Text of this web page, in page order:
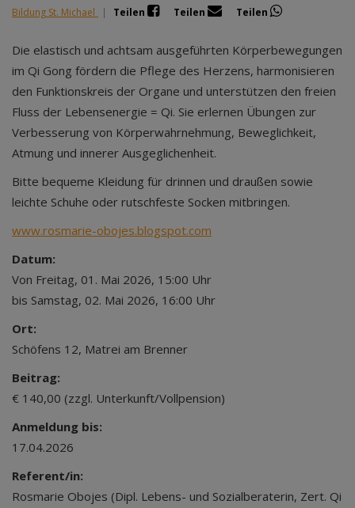
Bildung St. Michael | Teilen Teilen Teilen
Die elastisch und achtsam ausgeführten Körperbewegungen
im Qi Gong fördern die Pflege des Herzens, harmonisieren
den Funktionskreis der Organe und unterstützen den freien
Fluss der Lebensenergie = Qi. Sie erlernen Übungen zur
Verbesserung von Körperwahrnehmung, Beweglichkeit,
Atmung und innerer Ausgeglichenheit.
Bitte bequeme Kleidung für drinnen und draußen sowie
leichte Schuhe oder rutschfeste Socken mitbringen.
www.rosmarie-obojes.blogspot.com
Datum:
Von Freitag, 01. Mai 2026, 15:00 Uhr
bis Samstag, 02. Mai 2026, 16:00 Uhr
Ort:
Schöfens 12, Matrei am Brenner
Beitrag:
€ 140,00 (zzgl. Unterkunft/Vollpension)
Anmeldung bis:
17.04.2026
Referent/in:
Rosmarie Obojes (Dipl. Lebens- und Sozialberaterin, Zert. Qi